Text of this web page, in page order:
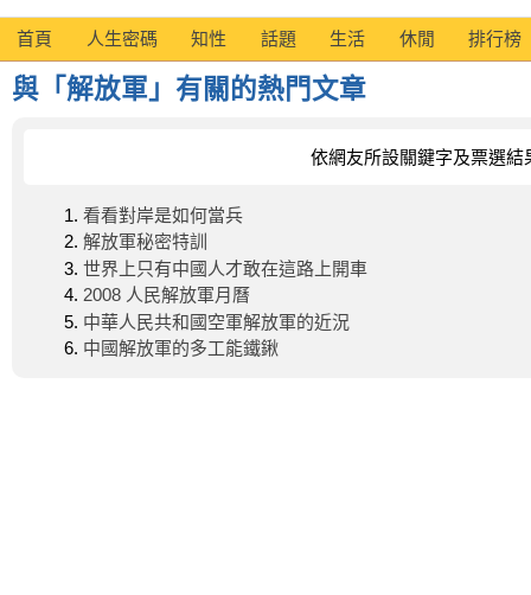
首頁 人生密碼 知性 話題 生活 休閒 排行榜
與「解放軍」有關的熱門文章
依網友所設關鍵字及票選結
看看對岸是如何當兵
解放軍秘密特訓
世界上只有中國人才敢在這路上開車
2008 人民解放軍月曆
中華人民共和國空軍解放軍的近況
中國解放軍的多工能鐵鍬